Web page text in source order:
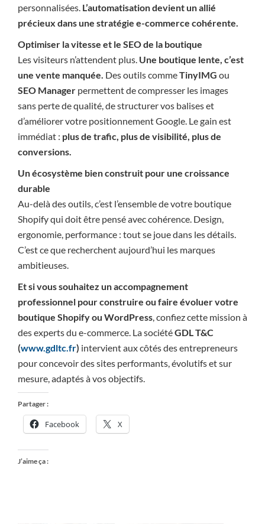
personnalisées. L’automatisation devient un allié
précieux dans une stratégie e-commerce cohérente.
Optimiser la vitesse et le SEO de la boutique
Les visiteurs n’attendent plus. Une boutique lente, c’est
une vente manquée. Des outils commeTinyIMG ou
SEO Manager permettent de compresser les images
sans perte de qualité, de structurer vos balises et
d’améliorer votre positionnement Google. Le gain est
immédiat : plus de trafic, plus de visibilité, plus de
conversions.
Un écosystème bien construit pour une croissance
durable
Au-delà des outils, c’est l’ensemble de votre boutique
Shopify qui doit être pensé avec cohérence. Design,
ergonomie, performance : tout se joue dans les détails.
C’est ce que recherchent aujourd’hui les marques
ambitieuses.
Et si vous souhaitez un accompagnement
professionnel pour construire ou faire évoluer votre
boutique Shopify ou WordPress, confiez cette mission à
des experts du e-commerce. La sociétéGDL T&C
(www.gdltc.fr) intervient aux côtés des entrepreneurs
pour concevoir des sites performants, évolutifs et sur
mesure, adaptés à vos objectifs.
Partager :
Facebook X
J’aime ça :